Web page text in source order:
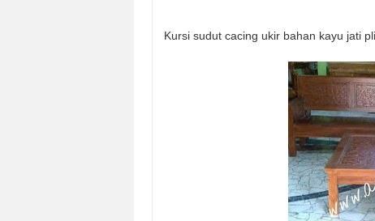
Kursi sudut cacing ukir bahan kayu jati